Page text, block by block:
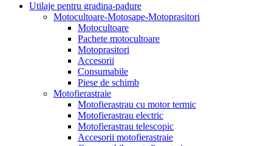
Utilaje pentru gradina-padure
Motocultoare-Motosape-Motoprasitori
Motocultoare
Pachete motocultoare
Motoprasitori
Accesorii
Consumabile
Piese de schimb
Motofierastraie
Motofierastrau cu motor termic
Motofierastrau electric
Motofierastrau telescopic
Accesorii motofierastraie